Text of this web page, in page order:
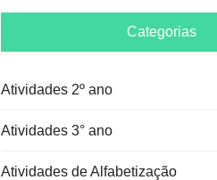
Categorias
Atividades 2º ano
Atividades 3° ano
Atividades de Alfabetização